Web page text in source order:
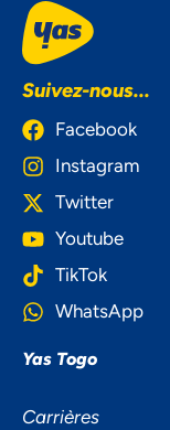
Suivez-nous...
Facebook
Instagram
Twitter
Youtube
TikTok
WhatsApp
Yas Togo
Carrières